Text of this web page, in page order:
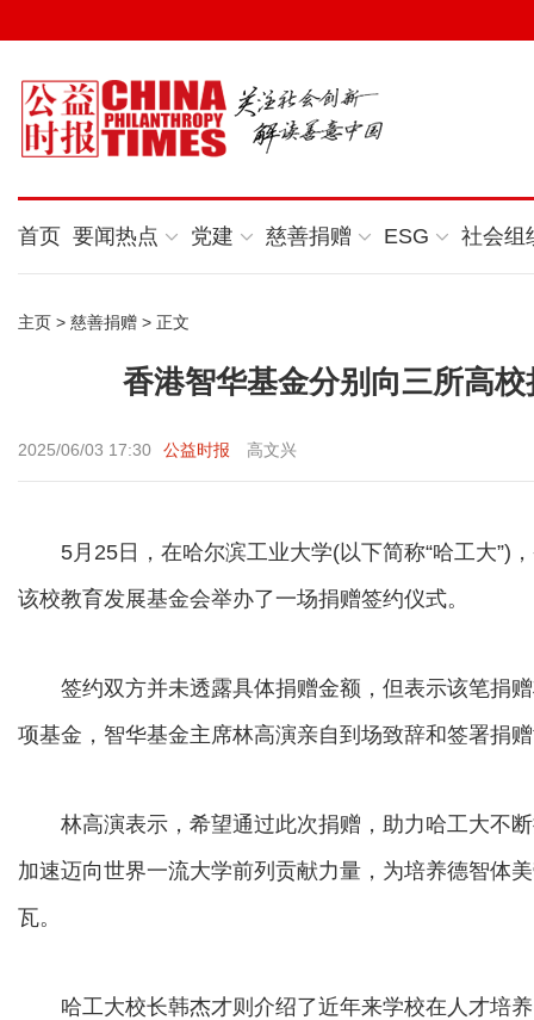
首页 要闻热点 党建 慈善捐赠 ESG 社会组
主页 > 慈善捐赠 > 正文
香港智华基金分别向三所高
2025/06/03 17:30 公益时报 高文兴
5月25日，在哈尔滨工业大学(以下简称“哈工大”)，
该校教育发展基金会举办了一场捐赠签约仪式。
签约双方并未透露具体捐赠金额，但表示该笔捐赠
项基金，智华基金主席林高演亲自到场致辞和签署捐
林高演表示，希望通过此次捐赠，助力哈工大不断
加速迈向世界一流大学前列贡献力量，为培养德智体
瓦。
哈工大校长韩杰才则介绍了近年来学校在人才培养